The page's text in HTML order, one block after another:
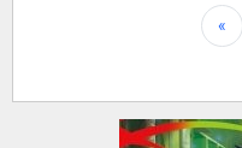
«